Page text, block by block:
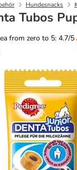
Hundesnacks
Tubos
from zero to 5: 4.7/5